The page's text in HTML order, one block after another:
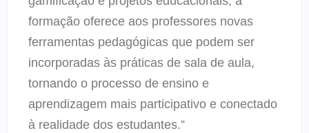
formação oferece aos professores novas
ferramentas pedagógicas que podem ser
incorporadas às práticas de sala de aula,
tornando o processo de ensino e
aprendizagem mais participativo e conectado
à realidade dos estudantes.”